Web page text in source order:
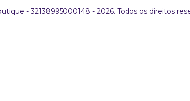
- 32138995000148 - 2026. Todos os direitos